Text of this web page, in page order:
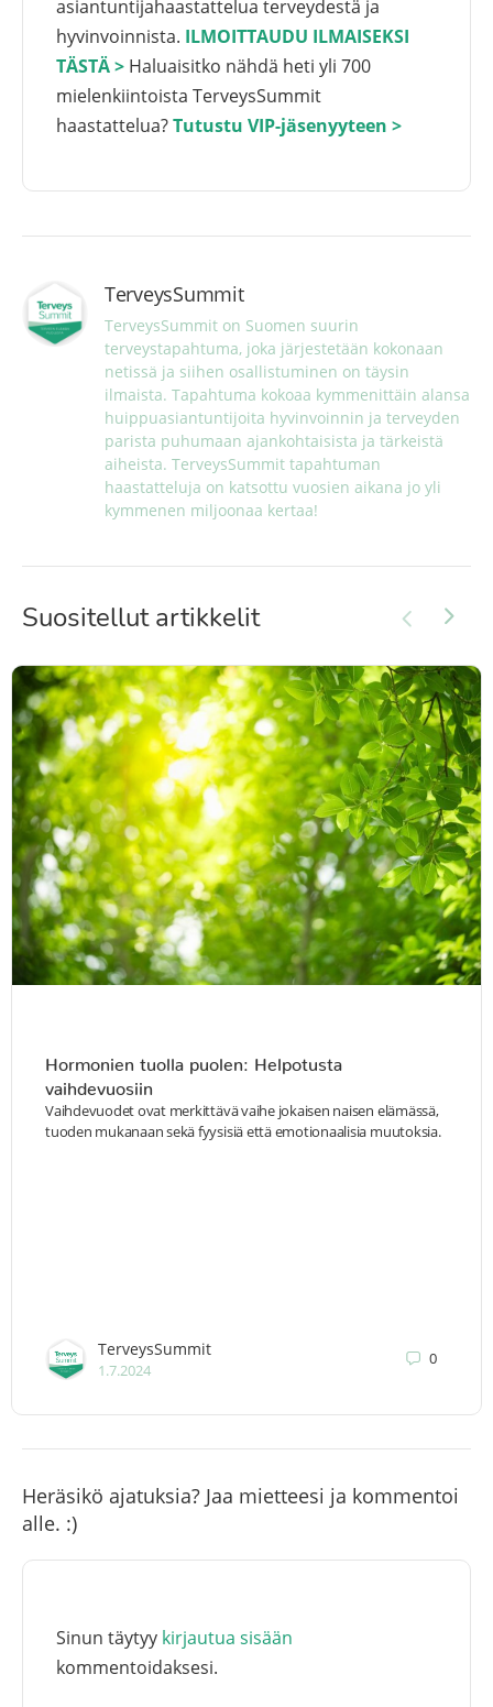
asiantuntijahaastattelua terveydestä ja
hyvinvoinnista. ILMOITTAUDU ILMAISEKSI
TÄSTÄ > Haluaisitko nähdä heti yli 700
mielenkiintoista TerveysSummit
haastattelua?Tutustu VIP-jäsenyyteen >
TerveysSummit
TerveysSummit on Suomen suurin
terveystapahtuma, joka järjestetään kokonaan
netissä ja siihen osallistuminen on täysin
ilmaista. Tapahtuma kokoaa kymmenittäin alansa
huippuasiantuntijoita hyvinvoinnin ja terveyden
parista puhumaan ajankohtaisista ja tärkeistä
aiheista. TerveysSummit tapahtuman
haastatteluja on katsottu vuosien aikana jo yli
kymmenen miljoonaa kertaa!
Suositellut artikkelit
Hormonien tuolla puolen: Helpotusta
vaihdevuosiin
Vaihdevuodet ovat merkittävä vaihe jokaisen naisen elämässä,
tuoden mukanaan sekä fyysisiä että emotionaalisia muutoksia.
TerveysSummit
1.7.2024
0
Heräsikö ajatuksia? Jaa mietteesi ja kommentoi
alle. :)
Sinun täytyy kirjautua sisään
kommentoidaksesi.